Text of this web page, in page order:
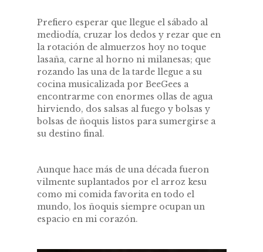
Prefiero esperar que llegue el sábado al
mediodía, cruzar los dedos y rezar que en
la rotación de almuerzos hoy no toque
lasaña, carne al horno ni milanesas; que
rozando las una de la tarde llegue a su
cocina musicalizada por BeeGees a
encontrarme con enormes ollas de agua
hirviendo, dos salsas al fuego y bolsas y
bolsas de ñoquis listos para sumergirse a
su destino final.
Aunque hace más de una década fueron
vilmente suplantados por el arroz kesu
como mi comida favorita en todo el
mundo, los ñoquis siempre ocupan un
espacio en mi corazón.